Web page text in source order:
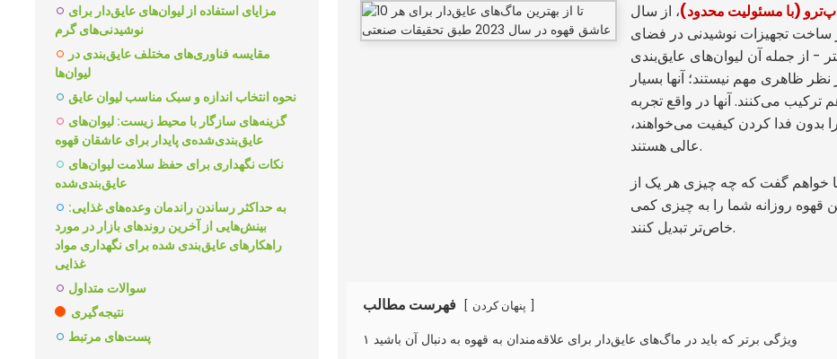
مزایای استفاده از لیوان‌های عایق‌دار برای
نوشیدنی‌های گرم
مقایسه فناوری‌های مختلف عایق‌بندی در
لیوان‌ها
نحوه انتخاب اندازه و سبک مناسب لیوان عایق
گزینه‌های سازگار با محیط زیست: لیوان‌های
عایق‌بندی‌شده‌ی پایدار برای عاشقان قهوه
نکات نگهداری برای حفظ سلامت لیوان‌های
عایق‌بندی‌شده
به حداکثر رساندن راندمان وعده‌های غذایی:
بینش‌هایی از آخرین روندهای بازار در مورد
راهکارهای عایق‌بندی شده برای نگهداری مواد
غذایی
سوالات متداول
نتیجه‌گیری
پست‌های مرتبط
(با مسئولیت محدود)، از سال
در ساخت تجهیزات نوشیدنی در فضای
نوع مختلف، نه کمتر - از جمله آن لیوان‌های عایق‌بندی
ظاهری مهم نیستند؛ آنها بسیار
می‌کنند. آنها در واقع تجربه
بدون فدا کردن کیفیت می‌خواهند،
عالی هستند.
به شما خواهم گفت که چه چیزی هر یک از
قهوه روزانه شما را به چیزی کمی
خاص‌تر تبدیل کنند.
فهرست مطالب پنهان کردن
۱ ویژگی برتر که باید در ماگ‌های عایق‌دار برای علاقه‌مندان به قهوه به دنبال آن باشید